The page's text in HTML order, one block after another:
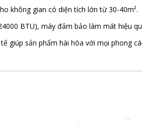
Khối lượng 51.8 kg
Từ 10 - 20 triệu
không gian có diện tích lớn từ 30-40m².
BTU), máy đảm bảo làm mát hiệu
giúp sản phẩm hài hòa với mọi phong